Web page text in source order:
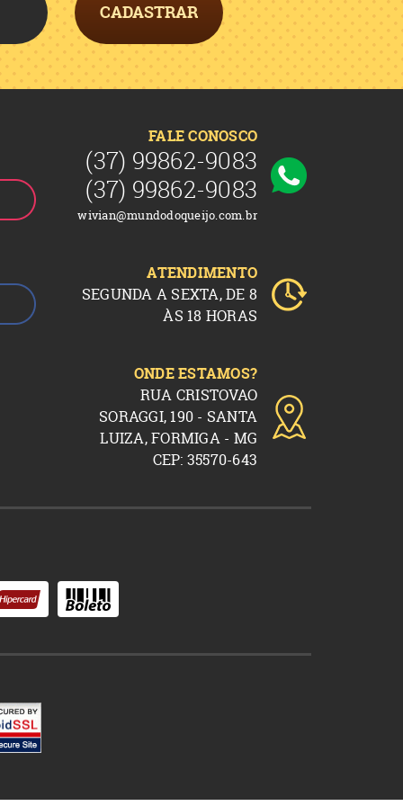
CADASTRAR
FALE CONOSCO
(37) 99862-9083
(37) 99862-9083
wivian@mundodoqueijo.com.br
ATENDIMENTO
SEGUNDA A SEXTA, DE 8
ÀS 18 HORAS
ONDE ESTAMOS?
RUA CRISTOVAO
SORAGGI, 190 - SANTA
LUIZA, FORMIGA - MG
CEP: 35570-643